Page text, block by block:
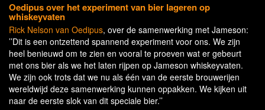
Oedipus over het experiment van bier lageren op
whiskeyvaten
Rick Nelson van Oedipus, over de samenwerking met Jameson:
’’Dit is een ontzettend spannend experiment voor ons. We zijn
heel benieuwd om te zien en vooral te proeven wat er gebeurt
met ons bier als we het laten rijpen op Jameson whiskeyvaten.
We zijn ook trots dat we nu als één van de eerste brouwerijen
wereldwijd deze samenwerking kunnen oppakken. We kijken uit
naar de eerste slok van dit speciale bier.’’